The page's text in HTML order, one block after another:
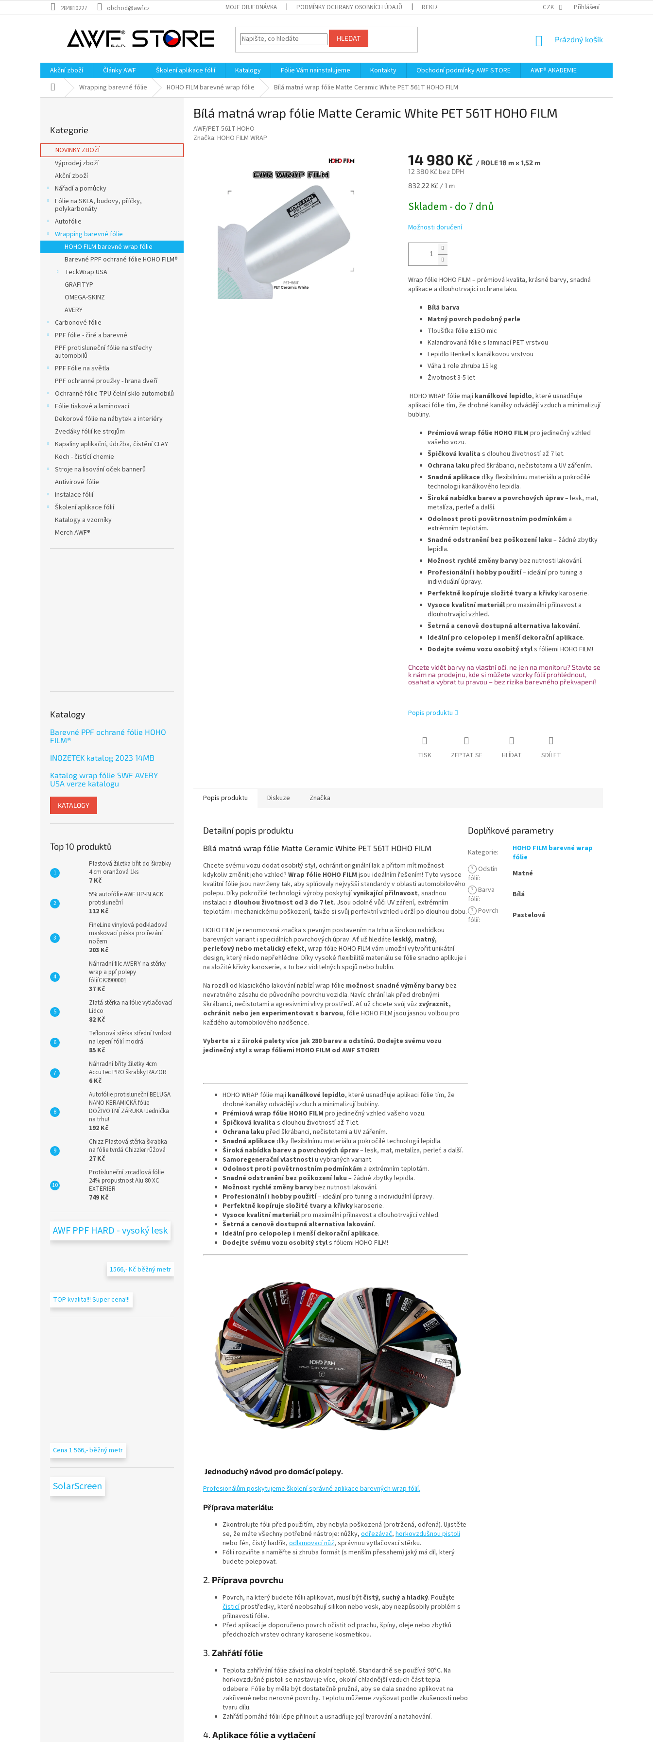
na
284810227 obchod@awf.cz MOJE OBJEDNÁVKA PODMÍNKY OCHRANY OSOBNÍCH ÚDAJŮ REKLAMACE A VRÁCENÍ ZBOŽÍ CZK Přihlášení
HLEDAT
NÁKUPNÍ
Prázdný košík
Akční zboží Články AWF Školení aplikace fólií Katalogy Fólie Vám nainstalujeme Kontakty Obchodní podmínky AWF STORE
AWF® AKADEMIE
Domů Wrapping barevné fólie HOHO FILM barevné wrap fólie Bílá matná wrap fólie Matte Ceramic White PET 561T HOHO FILM
r
a
l
kategorie
Kategorie
NOVINKY ZBOŽÍ
Výprodej zboží
Akční zboží
Nářadí a pomůcky
Fólie na SKLA, budovy, příčky,
polykarbonáty
Autofólie
Wrapping barevné fólie
HOHO FILM barevné wrap fólie
Barevné PPF ochrané fólie HOHO FILM®
TeckWrap USA
GRAFITYP
OMEGA-SKINZ
AVERY
Carbonové fólie
PPF fólie - čiré a barevné
PPF protisluneční fólie na střechy
automobilů
PPF Fólie na světla
PPF ochranné proužky - hrana dveří
Ochranné fólie TPU čelní sklo automobilů
Fólie tiskové a laminovací
Dekorové fólie na nábytek a interiéry
Zvedáky fólií ke strojům
Kapaliny aplikační, údržba, čistění CLAY
Koch - čistící chemie
Stroje na lisování oček bannerů
Antivirové fólie
Instalace fólií
Školení aplikace fólií
Katalogy a vzorníky
Merch AWF®
Katalogy
Barevné PPF ochrané fólie HOHO
FILM®
INOZETEK katalog 2023 14MB
Katalog wrap fólie SWF AVERY
USA verze katalogu
KATALOGY
Top 10 produktů
Plastová žiletka břit do škrabky
4 cm oranžová 1ks
7 Kč
5% autofólie AWF HP-BLACK
protisluneční
112 Kč
FineLine vinylová podkladová
maskovací páska pro řezání
nožem
203 Kč
Náhradní filc AVERY na stěrky
wrap a ppf polepy
fóliíCK3900001
37 Kč
Zlatá stěrka na fólie vytlačovací
Lidco
82 Kč
Teflonová stěrka střední tvrdost
na lepení fólií modrá
85 Kč
Náhradní břity žiletky 4cm
AccuTec PRO škrabky RAZOR
6 Kč
Autofólie protisluneční BELUGA
NANO KERAMICKÁ fólie
DOŽIVOTNÍ ZÁRUKA !Jednička
na trhu!
192 Kč
Chizz Plastová stěrka škrabka
na fólie tvrdá Chizzler růžová
27 Kč
Protisluneční zrcadlová fólie
24% propustnost Alu 80 XC
EXTERIER
749 Kč
AWF PPF HARD - vysoký lesk
TOP kvalita!!! Super cena!!!
1566,- Kč běžný metr
Cena 1 566,- běžný metr
SolarScreen
Bílá matná wrap fólie Matte Ceramic White PET 561T HOHO FILM
AWF/PET-561T-HOHO
Značka: HOHO FILM WRAP
14 980 Kč / ROLE 18 m x 1,52 m
12 380 Kč bez DPH
Měrná
832,22 Kč / 1 m
Skladem - do 7 dnů
Možnosti doručení
Wrap fólie HOHO FILM – prémiová kvalita, krásné barvy, snadná
aplikace a dlouhotrvající ochrana laku.
Bílá barva
Matný povrch podobný perle
Tloušťka fólie ±15O mic
Kalandrovaná fólie s laminací PET vrstvou
Lepidlo Henkel s kanálkovou vrstvou
Váha 1 role zhruba 15 kg
Životnost 3-5 let
HOHO WRAP fólie majíkanálkové lepidlo, které usnadňuje
aplikaci fólie tím, že drobné kanálky odvádějí vzduch a minimalizují
bubliny.
Prémiová wrap fólie HOHO FILM pro jedinečný vzhled
vašeho vozu.
Špičková kvalita s dlouhou životností až 7 let.
Ochrana laku před škrábanci, nečistotami a UV zářením.
Snadná aplikace díky flexibilnímu materiálu a pokročilé
technologii kanálkového lepidla.
Široká nabídka barev a povrchových úprav– lesk, mat,
metalíza, perleť a další.
Odolnost proti povětrnostním podmínkám a
extrémním teplotám.
Snadné odstranění bez poškození laku – žádné zbytky
lepidla.
Možnost rychlé změny barvybez nutnosti lakování.
Profesionální i hobby použití– ideální pro tuning a
individuální úpravy.
Perfektně kopíruje složité tvary a křivkykaroserie.
Vysoce kvalitní materiálpro maximální přilnavost a
dlouhotrvající vzhled.
Šetrná a cenově dostupná alternativa lakování.
Ideální pro celopolep i menší dekorační aplikace.
Dodejte svému vozu osobitý styls fóliemi HOHO FILM!
Chcete vidět barvy na vlastní oči, ne jen na monitoru? Stavte se
k nám na prodejnu, kde si můžete vzorky fólií prohlédnout,
osahat a vybrat tu pravou – bez rizika barevného překvapení!
Popis produktu
TISK ZEPTAT SE HLÍDAT SDÍLET
Popis produktu Diskuze Značka
Detailní popis produktu
Bílá matná wrap fólie Matte Ceramic White PET 561T HOHO FILM
Chcete svému vozu dodat osobitý styl, ochránit originální lak a přitom mít možnost
kdykoliv změnit jeho vzhled? Wrap fólie HOHO FILM jsou ideálním řešením! Tyto vysoce
kvalitní fólie jsou navrženy tak, aby splňovaly nejvyšší standardy v oblasti automobilového
polepu. Díky pokročilé technologii výroby poskytujívynikající přilnavost, snadnou
instalaci a dlouhou životnost od 3 do 7 let. Jsou odolné vůči UV záření, extrémním
teplotám i mechanickému poškození, takže si svůj perfektní vzhled udrží po dlouhou dobu.
HOHO FILM je renomovaná značka s pevným postavením na trhu a širokou nabídkou
barevných variant i speciálních povrchových úprav. Ať už hledáte lesklý, matný,
perleťový nebo metalický efekt, wrap fólie HOHO FILM vám umožní vytvořit unikátní
design, který nikdo nepřehlédne. Díky vysoké flexibilitě materiálu se fólie snadno aplikuje i
na složité křivky karoserie, a to bez viditelných spojů nebo bublin.
Na rozdíl od klasického lakování nabízí wrap fólie možnost snadné výměny barvybez
nevratného zásahu do původního povrchu vozidla. Navíc chrání lak před drobnými
škrábanci, nečistotami a agresivními vlivy prostředí. Ať už chcete svůj vůz zvýraznit,
ochránit nebo jen experimentovat s barvou, fólie HOHO FILM jsou jasnou volbou pro
každého automobilového nadšence.
Vyberte si z široké palety více jak 280 barev a odstínů. Dodejte svému vozu
jedinečný styl s wrap fóliemi HOHO FILM od AWF STORE!
HOHO WRAP fólie majíkanálkové lepidlo, které usnadňuje aplikaci fólie tím, že
drobné kanálky odvádějí vzduch a minimalizují bubliny.
Prémiová wrap fólie HOHO FILM pro jedinečný vzhled vašeho vozu.
Špičková kvalita s dlouhou životností až 7 let.
Ochrana laku před škrábanci, nečistotami a UV zářením.
Snadná aplikace díky flexibilnímu materiálu a pokročilé technologii lepidla.
Široká nabídka barev a povrchových úprav– lesk, mat, metalíza, perleť a další.
Samoregenerační vlastnosti u vybraných variant.
Odolnost proti povětrnostním podmínkám a extrémním teplotám.
Snadné odstranění bez poškození laku – žádné zbytky lepidla.
Možnost rychlé změny barvybez nutnosti lakování.
Profesionální i hobby použití– ideální pro tuning a individuální úpravy.
Perfektně kopíruje složité tvary a křivkykaroserie.
Vysoce kvalitní materiálpro maximální přilnavost a dlouhotrvající vzhled.
Šetrná a cenově dostupná alternativa lakování.
Ideální pro celopolep i menší dekorační aplikace.
Dodejte svému vozu osobitý styls fóliemi HOHO FILM!
Jednoduchý návod pro domácí polepy.
Profesionálům poskytujeme školení správné aplikace barevných wrap fólií.
Příprava materiálu:
Zkontrolujte fólii před použitím, aby nebyla poškozená (protržená, odřená). Ujistěte
se, že máte všechny potřebné nástroje: nůžky, odřezávač, horkovzdušnou pistoli
nebo fén, čistý hadřík, odlamovací nůž, správnou vytlačovací stěrku.
Fólii rozviňte a naměřte si zhruba formát (s menším přesahem) jaký má díl, který
budete polepovat.
2. Příprava povrchu
Povrch, na který budete fólii aplikovat, musí být čistý, suchý a hladký. Použijte
čisticíprostředky, které neobsahují silikon nebo vosk, aby nezpůsobily problém s
přilnavostí fólie.
Před aplikací je doporučeno povrch očistit od prachu, špíny, oleje nebo zbytků
předchozích vrstev ochrany karoserie kosmetikou.
3. Zahřátí fólie
Teplota zahřívání fólie závisí na okolní teplotě. Standardně se používá 90°C. Na
horkovzdušné pistoli se nastavuje více, okolní chladnější vzduch část tepla
odebere. Fólie by měla být dostatečně pružná, aby se dala snadno aplikovat na
zakřivené nebo nerovné povrchy. Teplotu můžeme zvyšovat podle zkušenosti nebo
tvaru dílu.
Zahřátí pomáhá fólii lépe přilnout a usnadňuje její tvarování a natahování.
4. Aplikace fólie a vytlačení
Doplňkové parametry
Kategorie:
HOHO FILM barevné wrap
fólie
? Odstín
fólií:
Matné
? Barva
fólií:
Bílá
? Povrch
fólií: Pastelová